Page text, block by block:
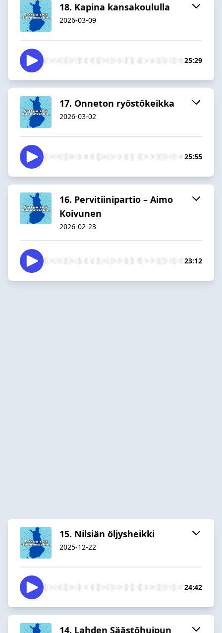
18. Kapina kansakoululla
2026-03-09
25:29
17. Onneton ryöstökeikka
2026-03-02
25:55
16. Pervitiinipartio – Aimo
Koivunen
2026-02-23
23:12
15. Nilsiän öljysheikki
2025-12-22
24:42
14. Lahden Säästöhuipun